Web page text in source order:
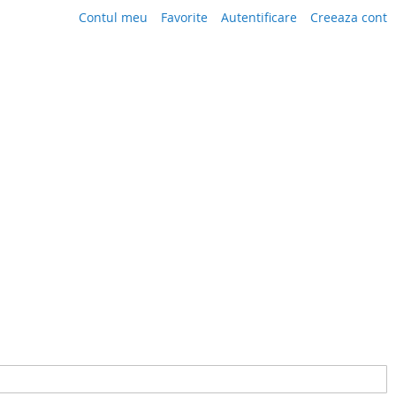
Contul meu Favorite Autentificare Creeaza cont